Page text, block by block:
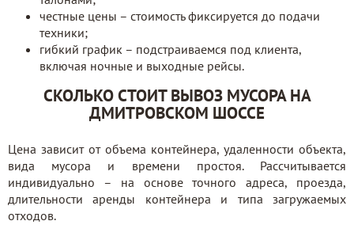
честные цены – стоимость фиксируется до подачи
техники;
гибкий график – подстраиваемся под клиента,
включая ночные и выходные рейсы.
СКОЛЬКО СТОИТ ВЫВОЗ МУСОРА НА
ДМИТРОВСКОМ ШОССЕ
Цена зависит от объема контейнера, удаленности объекта,
вида мусора и времени простоя. Рассчитывается
индивидуально – на основе точного адреса, проезда,
длительности аренды контейнера и типа загружаемых
отходов.